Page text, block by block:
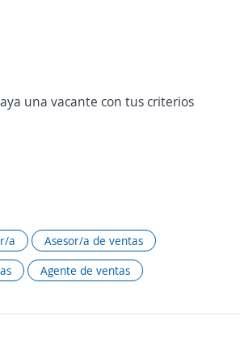
una vacante con tus criterios
a
Asesor/a de ventas
Agente de ventas